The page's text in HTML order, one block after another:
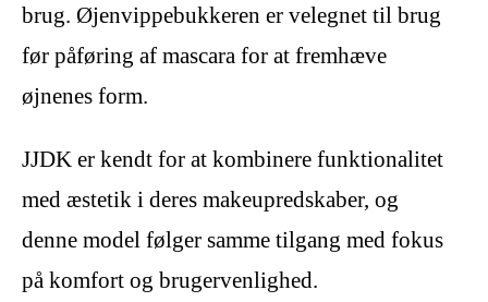
brug. Øjenvippebukkeren er velegnet til brug
før påføring af mascara for at fremhæve
øjnenes form.
JJDK er kendt for at kombinere funktionalitet
med æstetik i deres makeupredskaber, og
denne model følger samme tilgang med fokus
på komfort og brugervenlighed.